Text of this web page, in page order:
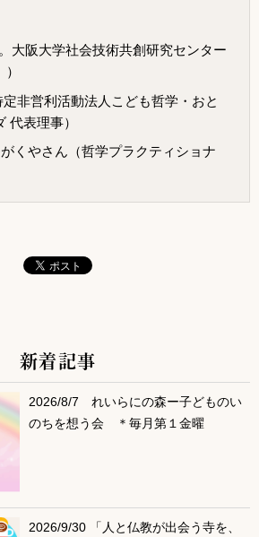
。大阪大学社会技術共創研究センター
定非営利活動法人こども哲学・おと
代表理事）
がくやさん（哲学プラクティショナ
新着記事
2026/8/7 れいらにの森ー子どものい
のちを想う会 ＊毎月第１金曜
2026/9/30 「人と仏教が出会う寺を、